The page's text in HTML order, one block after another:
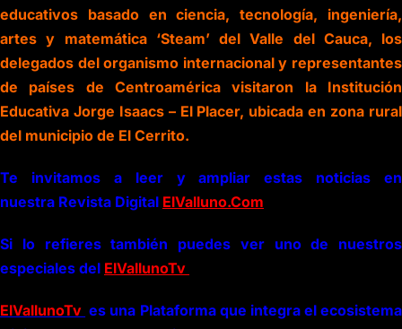
educativos basado en ciencia, tecnología, ingeniería,
artes y matemática ‘Steam’ del Valle del Cauca, los
delegados del organismo internacional y representantes
de países de Centroamérica visitaron la Institución
Educativa Jorge Isaacs – El Placer, ubicada en zona rural
del municipio de El Cerrito.
Te invitamos a leer y ampliar estas noticias en
nuestra Revista Digital ElValluno.Com
Si lo refieres también puedes ver uno de nuestros
especiales del ElVallunoTv
ElVallunoTv es una Plataforma que integra el ecosistema